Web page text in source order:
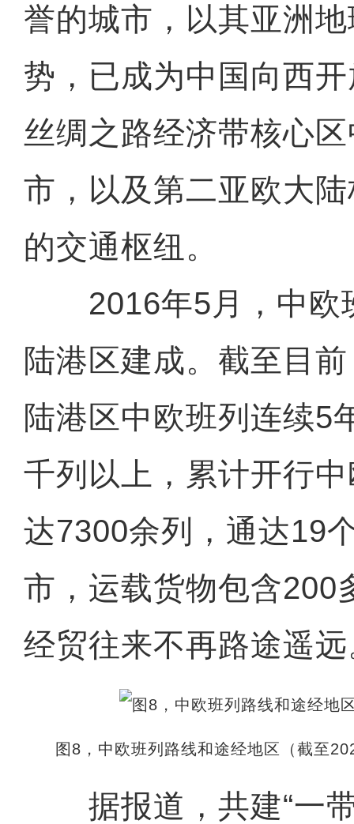
誉的城市，以其亚洲
势，已成为中国向西
丝绸之路经济带核心
市，以及第二亚欧大
的交通枢纽。
2016年5月，中欧
陆港区建成。截至目
陆港区中欧班列连续5
千列以上，累计开行
达7300余列，通达19
市，运载货物包含200
经贸往来不再路途遥
图8，中欧班列路线和途经地区（截至
据报道，共建“一带